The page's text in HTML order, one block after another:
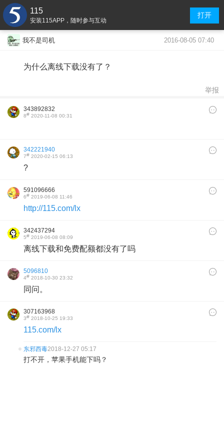
115
安装115APP，随时参与互动
打开
我不是司机 2016-08-05 07:40
为什么离线下载没有了？
举报
343892832
8# 2020-11-08 00:31
342221940
7# 2020-02-15 06:13
?
591096666
6# 2019-06-08 11:46
http://115.com/lx
342437294
5# 2019-06-08 08:09
离线下载和免费配额都没有了吗
5096810
4# 2018-10-30 23:32
同问。
307163968
3# 2018-10-25 19:33
115.com/lx
东邪西毒2018-12-27 05:17
打不开，苹果手机能下吗？